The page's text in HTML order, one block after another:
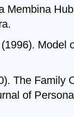
Membina
Model
The Family
of